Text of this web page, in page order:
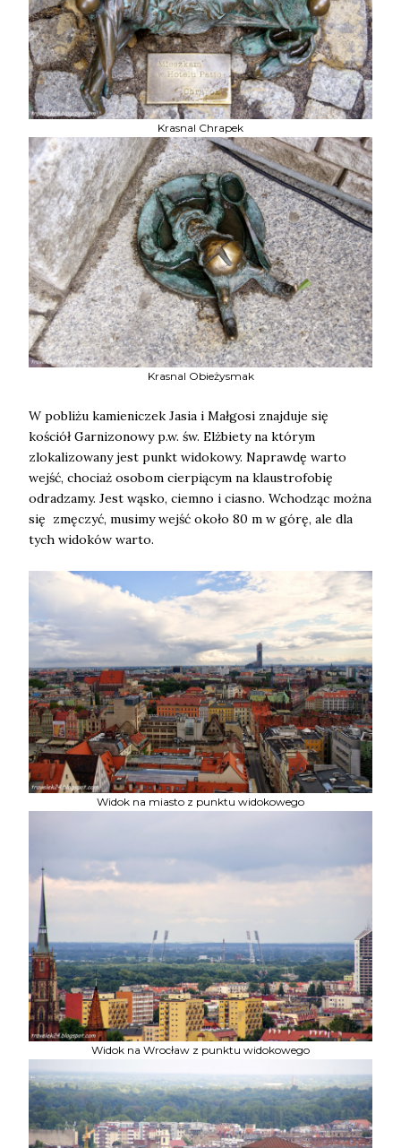
Krasnal Chrapek
Krasnal Obieżysmak
W pobliżu kamieniczek Jasia i Małgosi znajduje się
kościół Garnizonowy p.w. św. Elżbiety na którym
zlokalizowany jest punkt widokowy. Naprawdę warto
wejść, chociaż osobom cierpiącym na klaustrofobię
odradzamy. Jest wąsko, ciemno i ciasno. Wchodząc można
się zmęczyć, musimy wejść około 80 m w górę, ale dla
tych widoków warto.
Widok na miasto z punktu widokowego
Widok na Wrocław z punktu widokowego